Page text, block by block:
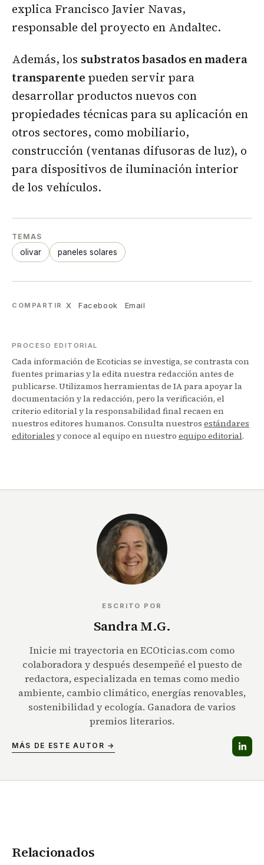
explica Francisco Javier Navas,
responsable del proyecto en Andaltec.
Además, los substratos basados en madera
transparente pueden servir para
desarrollar productos nuevos con
propiedades técnicas para su aplicación en
otros sectores, como mobiliario,
construcción (ventanas difusoras de luz), o
para dispositivos de iluminación interior
de los vehículos.
TEMAS
olivar paneles solares
COMPARTIR X Facebook Email
PROCESO EDITORIAL
Cada información de Ecoticias se investiga, se contrasta con
fuentes primarias y la edita nuestra redacción antes de
publicarse. Utilizamos herramientas de IA para apoyar la
documentación y la redacción, pero la verificación, el
criterio editorial y la responsabilidad final recaen en
nuestros editores humanos. Consulta nuestros estándares
editoriales y conoce al equipo en nuestro equipo editorial.
ESCRITO POR
Sandra M.G.
Inicie mi trayectoria en ECOticias.com como
colaboradora y después desempeñé el puesto de
redactora, especializada en temas como medio
ambiente, cambio climático, energías renovables,
sostenibilidad y ecología. Ganadora de varios
premios literarios.
MÁS DE ESTE AUTOR →
Relacionados